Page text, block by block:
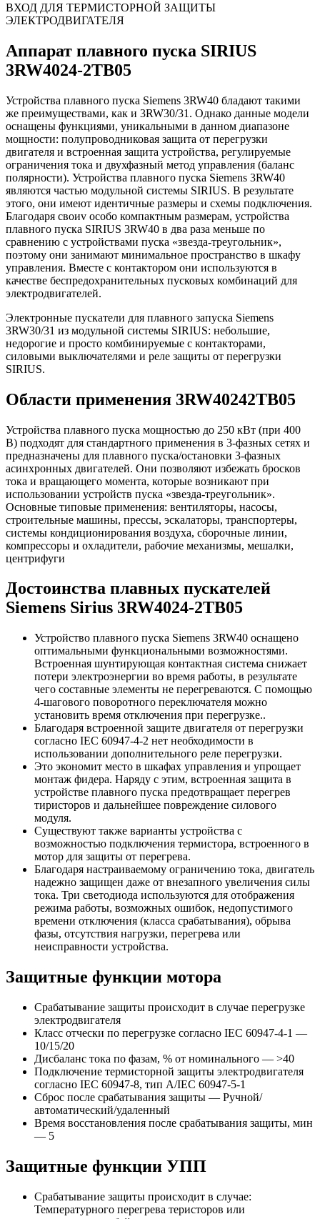
ВХОД ДЛЯ ТЕРМИСТОРНОЙ ЗАЩИТЫ
ЭЛЕКТРОДВИГАТЕЛЯ
Аппарат плавного пуска SIRIUS
3RW4024-2TB05
Устройства плавного пуска Siemens 3RW40 бладают такими
же преимуществами, как и 3RW30/31. Однако данные модели
оснащены функциями, уникальными в данном диапазоне
мощности: полупроводниковая защита от перегрузки
двигателя и встроенная защита устройства, регулируемые
ограничения тока и двухфазный метод управления (баланс
полярности). Устройства плавного пуска Siemens 3RW40
являются частью модульной системы SIRIUS. В результате
этого, они имеют идентичные размеры и схемы подключения.
Благодаря своиv особо компактным размерам, устройства
плавного пуска SIRIUS 3RW40 в два раза меньше по
сравнению с устройствами пуска «звезда-треугольник»,
поэтому они занимают минимальное пространство в шкафу
управления. Вместе с контактором они используются в
качестве беспредохранительных пусковых комбинаций для
электродвигателей.
Электронные пускатели для плавного запуска Siemens
3RW30/31 из модульной системы SIRIUS: небольшие,
недорогие и просто комбинируемые с контакторами,
силовыми выключателями и реле защиты от перегрузки
SIRIUS.
Области применения 3RW40242TB05
Устройства плавного пуска мощностью до 250 кВт (при 400
В) подходят для стандартного применения в 3-фазных сетях и
предназначены для плавного пуска/остановки 3-фазных
асинхронных двигателей. Они позволяют избежать бросков
тока и вращающего момента, которые возникают при
использовании устройств пуска «звезда-треугольник».
Основные типовые применения: вентиляторы, насосы,
строительные машины, прессы, эскалаторы, транспортеры,
системы кондиционирования воздуха, сборочные линии,
компрессоры и охладители, рабочие механизмы, мешалки,
центрифуги
Достоинства плавных пускателей
Siemens Sirius 3RW4024-2TB05
Устройство плавного пуска Siemens 3RW40 оснащено
оптимальными функциональными возможностями.
Встроенная шунтирующая контактная система снижает
потери электроэнергии во время работы, в результате
чего составные элементы не перегреваются. С помощью
4-шагового поворотного переключателя можно
установить время отключения при перегрузке..
Благодаря встроенной защите двигателя от перегрузки
согласно IEC 60947-4-2 нет необходимости в
использовании дополнительного реле перегрузки.
Это экономит место в шкафах управления и упрощает
монтаж фидера. Наряду с этим, встроенная защита в
устройстве плавного пуска предотвращает перегрев
тиристоров и дальнейшее повреждение силового
модуля.
Существуют также варианты устройства с
возможностью подключения термистора, встроенного в
мотор для защиты от перегрева.
Благодаря настраиваемому ограничению тока, двигатель
надежно защищен даже от внезапного увеличения силы
тока. Три светодиода используются для отображения
режима работы, возможных ошибок, недопустимого
времени отключения (класса срабатывания), обрыва
фазы, отсутствия нагрузки, перегрева или
неисправности устройства.
Защитные функции мотора
Срабатывание защиты происходит в случае перегрузке
электродвигателя
Класс отчески по перегрузке согласно IEC 60947-4-1 —
10/15/20
Дисбаланс тока по фазам, % от номинального — >40
Подключение термисторной защиты электродвигателя
согласно IEC 60947-8, тип A/IEC 60947-5-1
Сброс после срабатывания защиты — Ручной/
автоматический/удаленный
Время восстановления после срабатывания защиты, мин
— 5
Защитные функции УПП
Срабатывание защиты происходит в случае:
Температурного перегрева теристоров или